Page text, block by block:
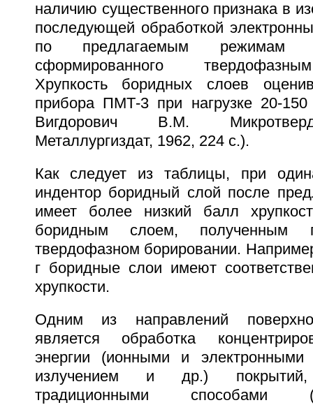
наличию существенного признака в
последующей обработкой
по предлагаемым режимам
сформированного
Хрупкость боридных слоев
прибора ПМТ-3 при нагрузке 20-
Вигдорович В.М.
Металлургиздат, 1962, 224 с.).
Как следует из таблицы, при
индентор боридный слой после
имеет более низкий балл
боридным слоем, полученным
твердофазном борировании.
г боридные слои имеют
хрупкости.
Одним из направлений
является обработка
энергии (ионными и электронными
излучением и др.) покрытий,
традиционными способами